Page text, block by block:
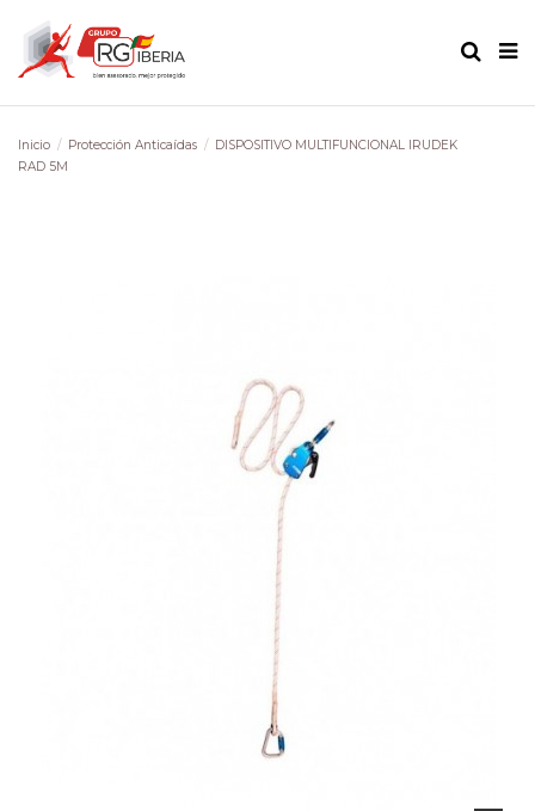
Inicio Protección Anticaídas
DISPOSITIVO MULTIFUNCIONAL IRUDEK
RAD 5M